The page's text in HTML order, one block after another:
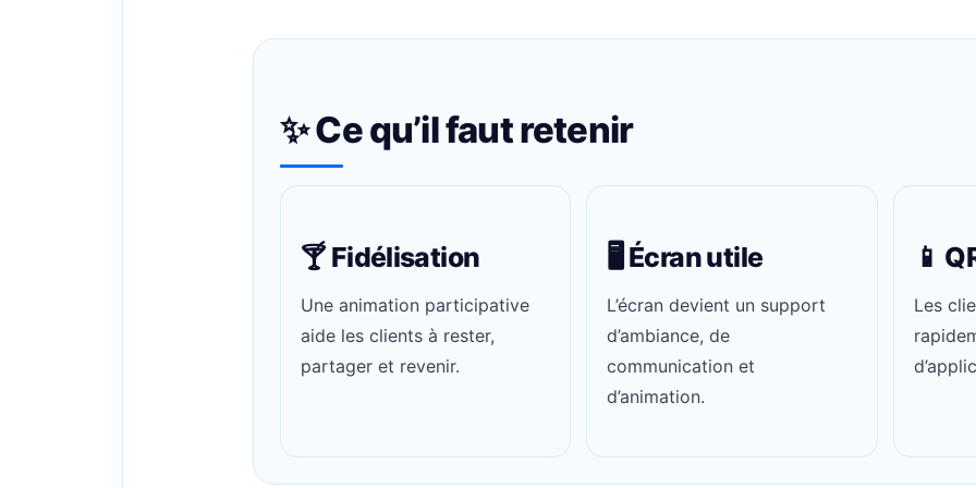
✨ Ce qu’il faut retenir
🍸 Fidélisation
Une animation participative
aide les clients à rester,
partager et revenir.
🖥️ Écran utile
L’écran devient un support
d’ambiance, de
communication et
d’animation.
📱
Les